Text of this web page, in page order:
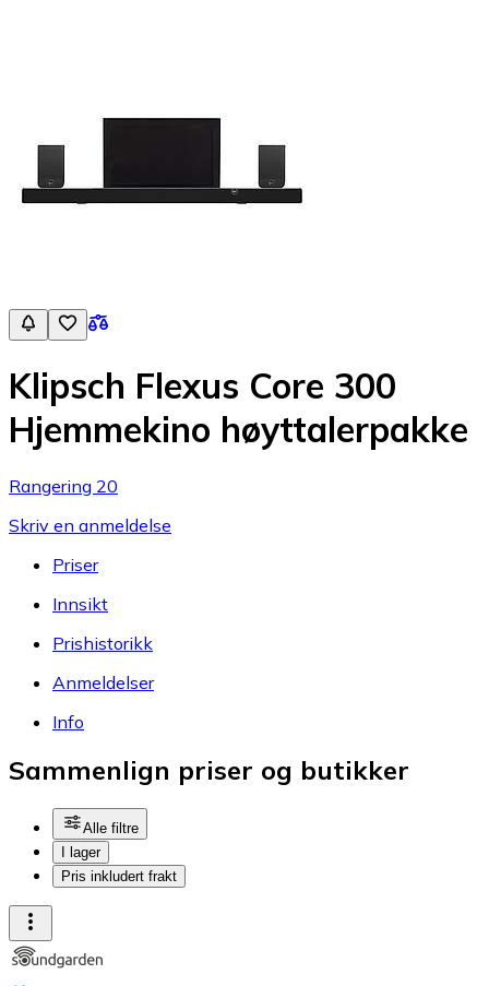
Klipsch Flexus Core 300
Hjemmekino høyttalerpakke
Rangering 20
Skriv en anmeldelse
Priser
Innsikt
Prishistorikk
Anmeldelser
Info
Sammenlign priser og butikker
Alle filtre
I lager
Pris inkludert frakt